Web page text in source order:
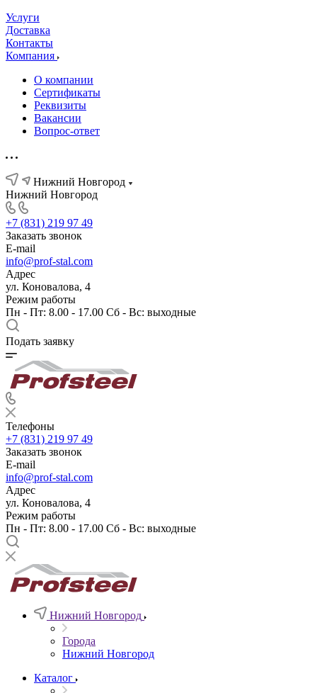
Услуги
Доставка
Контакты
Компания
О компании
Сертификаты
Реквизиты
Вакансии
Вопрос-ответ
Нижний Новгород
Нижний Новгород
+7 (831) 219 97 49
Заказать звонок
E-mail
info@prof-stal.com
Адрес
ул. Коновалова, 4
Режим работы
Пн - Пт: 8.00 - 17.00 Сб - Вс: выходные
Подать заявку
Телефоны
+7 (831) 219 97 49
Заказать звонок
E-mail
info@prof-stal.com
Адрес
ул. Коновалова, 4
Режим работы
Пн - Пт: 8.00 - 17.00 Сб - Вс: выходные
Нижний Новгород
Города
Нижний Новгород
Каталог